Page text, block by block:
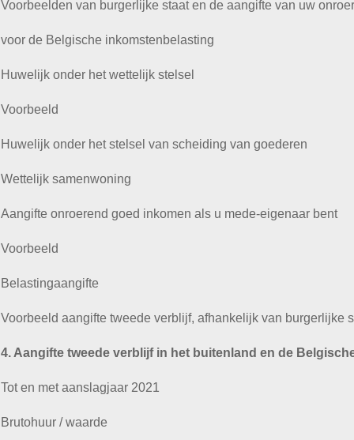
Voorbeelden van burgerlijke staat en de aangifte van uw
voor de Belgische inkomstenbelasting
Huwelijk onder het wettelijk stelsel
Voorbeeld
Huwelijk onder het stelsel van scheiding van goederen
Wettelijk samenwoning
Aangifte onroerend goed inkomen als u mede-eigenaar bent
Voorbeeld
Belastingaangifte
Voorbeeld aangifte tweede verblijf, afhankelijk van burgerlijke
4. Aangifte tweede verblijf in het buitenland en de
Tot en met aanslagjaar 2021
Brutohuur / waarde